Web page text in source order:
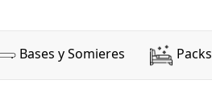
Bases y Somieres Packs